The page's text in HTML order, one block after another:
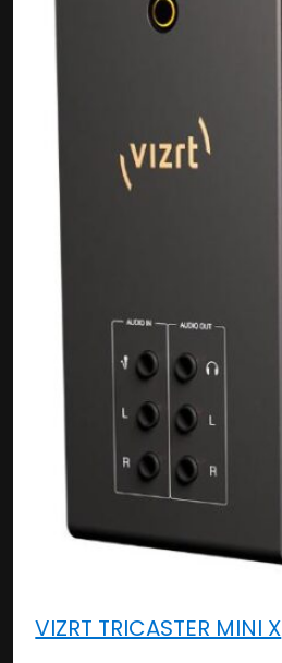
VIZRT TRICASTER MINI X